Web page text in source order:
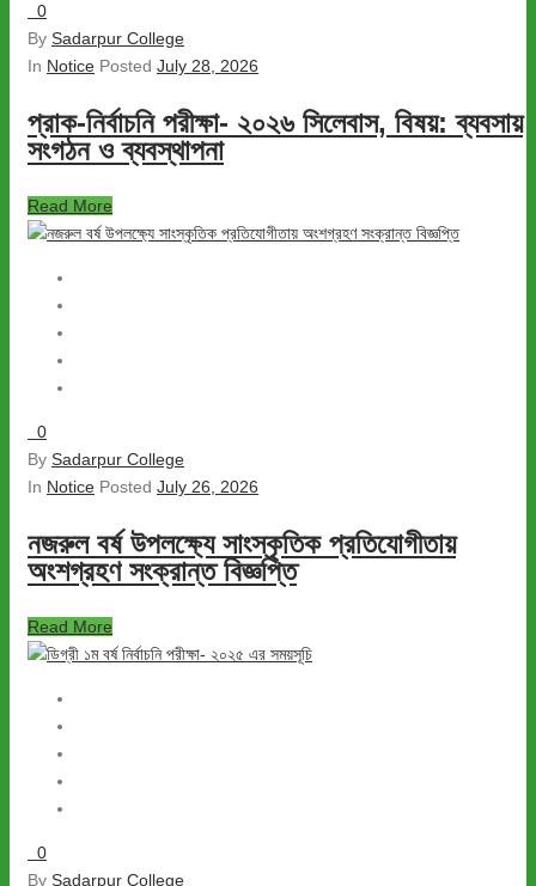
0
By Sadarpur College
In Notice Posted July 28, 2026
প্রাক-নির্বাচনি পরীক্ষা- ২০২৬ সিলেবাস, বিষয়: ব্যবসায়
সংগঠন ও ব্যবস্থাপনা
Read More
0
By Sadarpur College
In Notice Posted July 26, 2026
নজরুল বর্ষ উপলক্ষ্যে সাংস্কৃতিক প্রতিযোগীতায়
অংশগ্রহণ সংক্রান্ত বিজ্ঞপ্তি
Read More
0
By Sadarpur College